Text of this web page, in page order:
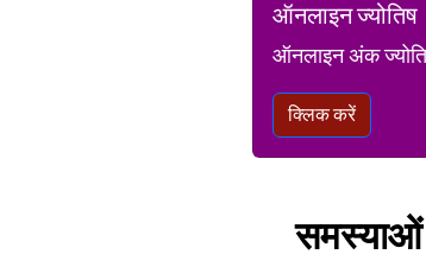
ऑनलाइन ज्योतिष
ऑनलाइन अंक
क्लिक करें
समस्‍याओं